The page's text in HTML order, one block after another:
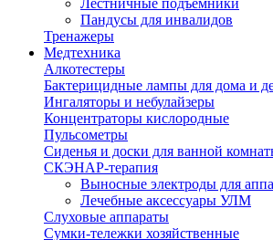
Лестничные подъемники
Пандусы для инвалидов
Тренажеры
Mедтехника
Алкотестеры
Бактерицидные лампы для дома и
Ингаляторы и небулайзеры
Концентраторы кислородные
Пульсометры
Сиденья и доски для ванной
СКЭНАР-терапия
Выносные электроды для
Лечебные аксессуары УЛМ
Слуховые аппараты
Сумки-тележки хозяйственные